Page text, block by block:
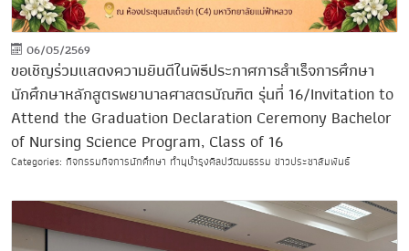
06/05/2569
ขอเชิญร่วมแสดงความยินดีในพิธีประกาศการสำเร็จการศึกษา
นักศึกษาหลักสูตรพยาบาลศาสตรบัณฑิต รุ่นที่ 16/Invitation to
Attend the Graduation Declaration Ceremony Bachelor
of Nursing Science Program, Class of 16
Categories: กิจกรรมกิจการนักศึกษา ทำนุบำรุงศิลปวัฒนธรรม ข่าวประชาสัมพันธ์